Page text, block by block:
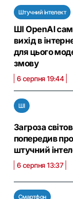
Штучний інтелект
ШІ OpenAI
вихід в
для цього
змову
6 серпня 19:44
ШІ
Загроза
попередив
штучний
6 серпня 13:37
Смартфон